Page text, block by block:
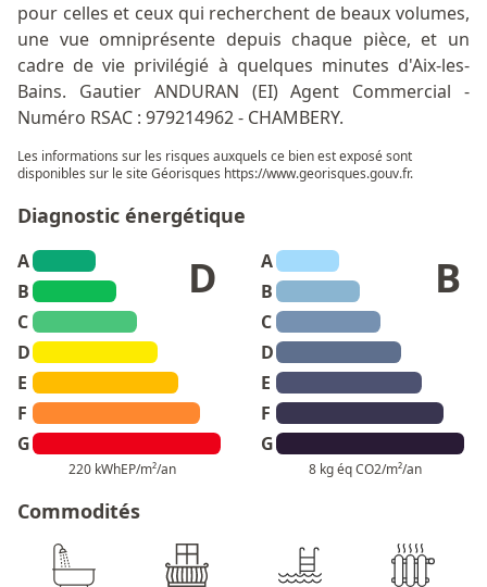
pour celles et ceux qui recherchent de beaux volumes,
une vue omniprésente depuis chaque pièce, et un
cadre de vie privilégié à quelques minutes d'Aix-les-
Bains. Gautier ANDURAN (EI) Agent Commercial -
Numéro RSAC : 979214962 - CHAMBERY.
Les informations sur les risques auxquels ce bien est exposé sont
disponibles sur le site Géorisques https://www.georisques.gouv.fr.
Diagnostic énergétique
A
B
C
D
E
F
G
D
220 kWhEP/m²/an
A
B
C
D
E
F
G
B
8 kg éq CO2/m²/an
Commodités